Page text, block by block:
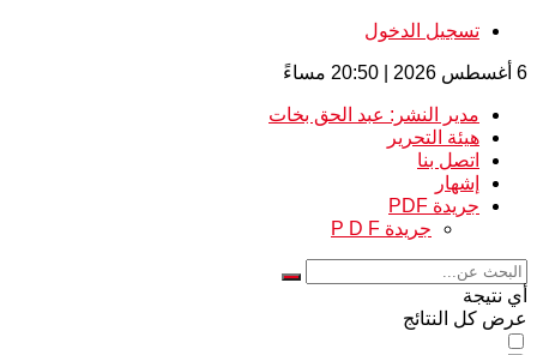
تسجيل الدخول
6 أغسطس 2026 | 20:50 مساءً
مدير النشر: عبد الحق بخات
هيئة التحرير
اتصل بنا
إشهار
جريدة PDF
جريدة P D F
أي نتيجة
عرض كل النتائج